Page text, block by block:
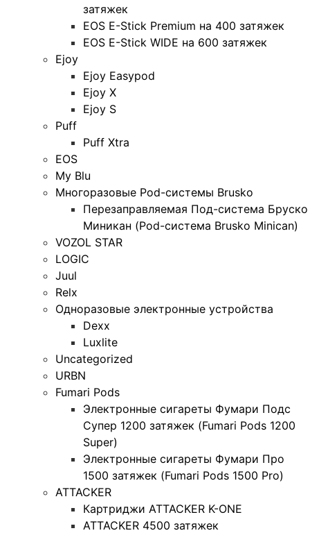
затяжек
EOS E-Stick Premium на 400 затяжек
EOS E-Stick WIDE на 600 затяжек
Ejoy
Ejoy Easypod
Ejoy X
Ejoy S
Puff
Puff Xtra
EOS
My Blu
Многоразовые Pod-системы Brusko
Перезаправляемая Под-система Бруско
Миникан (Pod-система Brusko Minican)
VOZOL STAR
LOGIC
Juul
Relx
Одноразовые электронные устройства
Dexx
Luxlite
Uncategorized
URBN
Fumari Pods
Электронные сигареты Фумари Подс
Супер 1200 затяжек (Fumari Pods 1200
Super)
Электронные сигареты Фумари Про
1500 затяжек (Fumari Pods 1500 Pro)
ATTACKER
Картриджи ATTACKER K-ONE
ATTACKER 4500 затяжек